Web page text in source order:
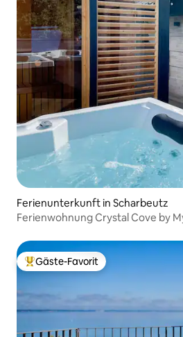
Ferienunterkunft in Scharbeutz
Ferienwohnung Crystal Cove by
Beliebter Gäste-Favorit.
Gäste-Favorit